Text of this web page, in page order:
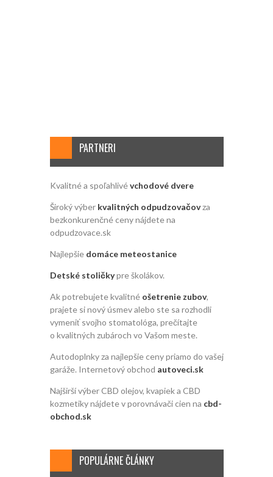
PARTNERI
Kvalitné a spoľahlivévchodové dvere
Široký výber kvalitných odpudzovačovza
bezkonkurenčné ceny nájdete na
odpudzovace.sk
Najlepšie domáce meteostanice
Detské stoličkypre školákov.
Ak potrebujete kvalitné ošetrenie zubov,
prajete si nový úsmev alebo ste sa rozhodli
vymeniť svojho stomatológa, prečítajte
o kvalitných zubároch vo Vašom meste.
Autodoplnky za najlepšie ceny priamo do vašej
garáže. Internetový obchod autoveci.sk
Najširší výber CBD olejov, kvapiek a CBD
kozmetiky nájdete v porovnávači cien na cbd-
obchod.sk
POPULÁRNE ČLÁNKY